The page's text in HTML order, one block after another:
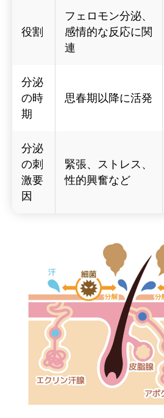
役割
フェロモン分泌、
感情的な反応に関
連
分泌
の時
期
思春期以降に活発
分泌
の刺
激要
因
緊張、ストレス、
性的興奮など